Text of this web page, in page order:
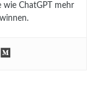
wie ChatGPT mehr